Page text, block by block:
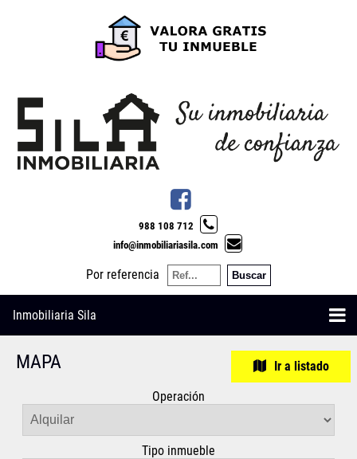
988 108 712
info@inmobiliariasila.com
Inmobiliaria Sila
Por referencia
MAPA
Ir a listado
Operación
Tipo inmueble